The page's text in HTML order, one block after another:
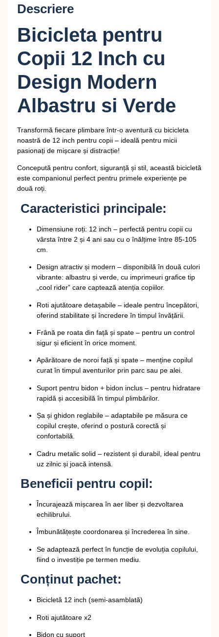
Descriere
Bicicleta pentru
Copii 12 Inch cu
Design Modern
Albastru si Verde
Transformă fiecare plimbare într-o aventură cu bicicleta
noastră de 12 inch pentru copii – ideală pentru micii
pasionați de mișcare și distracție!
Concepută pentru confort, siguranță și stil, această bicicletă
este companionul perfect pentru primele experiențe pe
două roți.
Caracteristici principale:
Dimensiune roți: 12 inch – perfectă pentru copii cu
vârsta între 2 și 4 ani sau cu o înălțime între 85-105
cm.
Design atractiv și modern – disponibilă în două culori
vibrante: albastru și verde, cu imprimeuri grafice tip
„cool rider” care captează atenția copiilor.
Roti ajutătoare detașabile – ideale pentru începători,
oferind stabilitate și încredere în timpul învățării.
Frână pe roata din față și spate – pentru un control
sigur și eficient în orice moment.
Apărătoare de noroi față și spate – menține copilul
curat în timpul aventurilor prin parc sau pe alei.
Suport pentru bidon + bidon inclus – pentru hidratare
rapidă și accesibilă în timpul plimbărilor.
Șa și ghidon reglabile – adaptabile pe măsura ce
copilul crește, oferind o postură corectă și
confortabilă.
Cadru metalic solid – rezistent și durabil, ideal pentru
uz zilnic și joacă intensă.
Beneficii pentru copil:
Încurajează mișcarea în aer liber și dezvoltarea
echilibrului.
Îmbunătățește coordonarea și încrederea în sine.
Se adaptează perfect în funcție de evoluția copilului,
fiind o investiție pe termen mediu.
Conținut pachet:
Bicicletă 12 inch (semi-asamblată)
Roti ajutătoare x2
Bidon cu suport